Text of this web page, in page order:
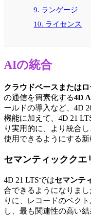
9. ランゲージ
10. ライセンス
AIの統合
クラウドベースまたは
の通信を簡素化する4D
ールドの導入など、4D
機能に加えて、4D 21
り実用的に、より統合
使用できるようにする新
セマンティッククエ
4D 21 LTSではセマンテ
合できるようになりま
りに、レコードのベク
し、最も関連性の高い